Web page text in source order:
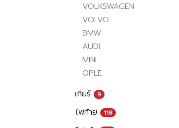
VOLKSWAGEN
VOLVO
BMW
AUDI
MINI
OPLE
เกียร์
9
ไฟท้าย 118